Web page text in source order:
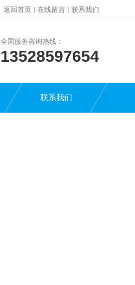
返回首页 | 在线留言 | 联系我们
全国服务咨询热线：
13528597654
联系我们